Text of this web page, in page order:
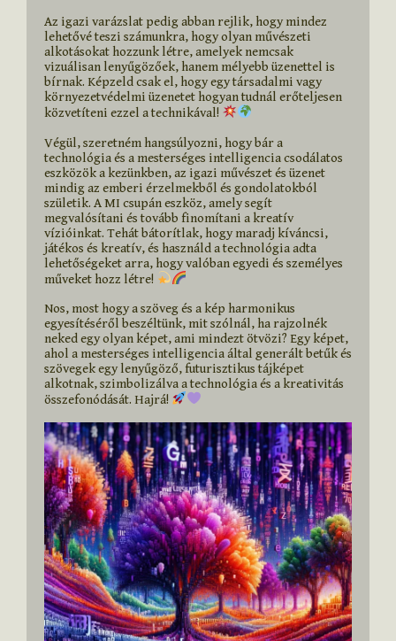
Az igazi varázslat pedig abban rejlik, hogy mindez
lehetővé teszi számunkra, hogy olyan művészeti
alkotásokat hozzunk létre, amelyek nemcsak
vizuálisan lenyűgözőek, hanem mélyebb üzenettel is
bírnak. Képzeld csak el, hogy egy társadalmi vagy
környezetvédelmi üzenetet hogyan tudnál erőteljesen
közvetíteni ezzel a technikával!
Végül, szeretném hangsúlyozni, hogy bár a
technológia és a mesterséges intelligencia csodálatos
eszközök a kezünkben, az igazi művészet és üzenet
mindig az emberi érzelmekből és gondolatokból
születik. A MI csupán eszköz, amely segít
megvalósítani és tovább finomítani a kreatív
vízióinkat. Tehát bátorítlak, hogy maradj kíváncsi,
játékos és kreatív, és használd a technológia adta
lehetőségeket arra, hogy valóban egyedi és személyes
műveket hozz létre!
Nos, most hogy a szöveg és a kép harmonikus
egyesítéséről beszéltünk, mit szólnál, ha rajzolnék
neked egy olyan képet, ami mindezt ötvözi? Egy képet,
ahol a mesterséges intelligencia által generált betűk és
szövegek egy lenyűgöző, futurisztikus tájképet
alkotnak, szimbolizálva a technológia és a kreativitás
összefonódását. Hajrá!